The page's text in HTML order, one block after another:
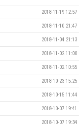
2018-11-19 12:57
2018-11-10 21:47
2018-11-04 21:13
2018-11-02 11:00
2018-11-02 10:55
2018-10-23 15:25
2018-10-15 11:44
2018-10-07 19:41
2018-10-07 19:34